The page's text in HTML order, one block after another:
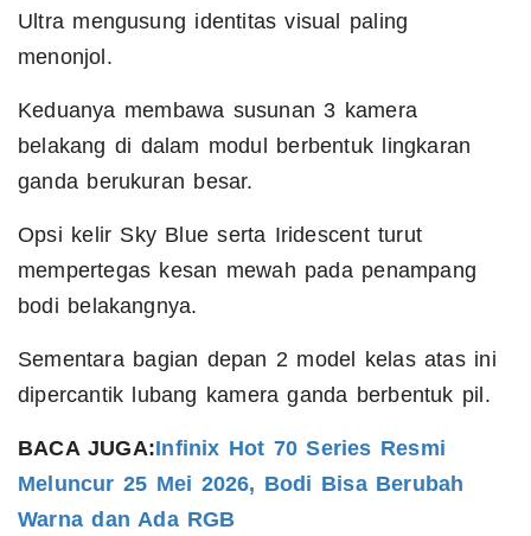
Ultra mengusung identitas visual paling
menonjol.
Keduanya membawa susunan 3 kamera
belakang di dalam modul berbentuk lingkaran
ganda berukuran besar.
Opsi kelir Sky Blue serta Iridescent turut
mempertegas kesan mewah pada penampang
bodi belakangnya.
Sementara bagian depan 2 model kelas atas ini
dipercantik lubang kamera ganda berbentuk pil.
BACA JUGA:Infinix Hot 70 Series Resmi
Meluncur 25 Mei 2026, Bodi Bisa Berubah
Warna dan Ada RGB